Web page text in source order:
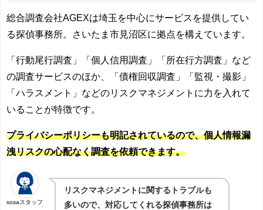
総合調査会社AGEXは埼玉を中心にサービスを提供してい
る探偵事務所。
さいたま市見沼区に拠点を構えています。
「行動尾行調査」「個人信用調査」「所在行方調査」など
の調査サービスのほか、「債権回収調査」「監視・撮影」
「ハラスメント」などのリスクマネジメントに力を入れて
いることが特徴です。
プライバシーポリシーも明記されているので、個人情報漏
洩リスクの心配なく調査を依頼できます。
sosaスタッフ
リスクマネジメントに関するトラブルも
多いので、対応してくれる探偵事務所は